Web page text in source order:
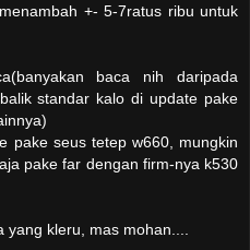
+- 5-7ratus ribu untuk
baca nih daripada
standar kalo di update pake
pake seus tetep w660, mungkin
pake far dengan firm-nya k530
yang kleru, mas mohan....